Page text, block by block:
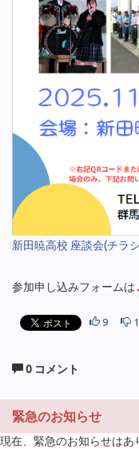
新田暁高校 座談会(チラ
参加申し込みフォームは
9 1
0 コメント
緊急のお知らせ
現在、緊急のお知らせはあ